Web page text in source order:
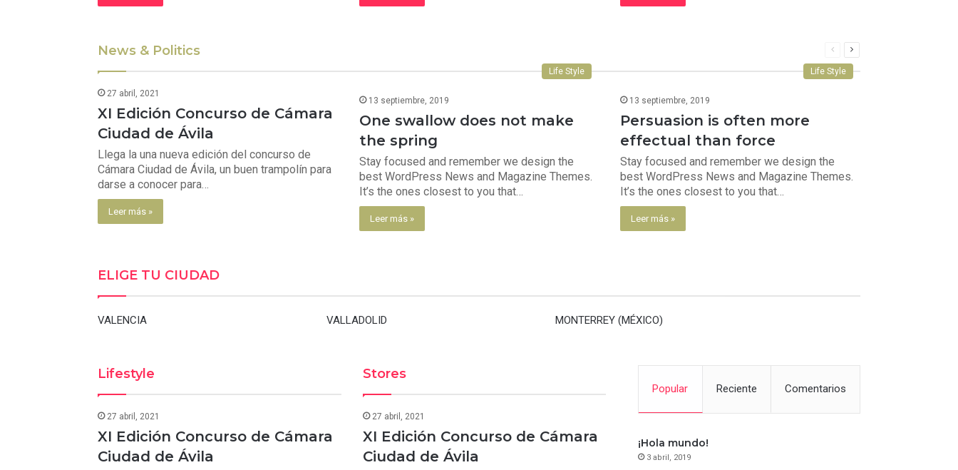
News & Politics
Página
anterior
Página
siguiente
27 abril, 2021
XI Edición Concurso de Cámara
Ciudad de Ávila
Llega la una nueva edición del concurso de
Cámara Ciudad de Ávila, un buen trampolín para
darse a conocer para…
Leer más »
Life Style
13 septiembre, 2019
One swallow does not make
the spring
Stay focused and remember we design the
best WordPress News and Magazine Themes.
It’s the ones closest to you that…
Leer más »
Life Style
13 septiembre, 2019
Persuasion is often more
effectual than force
Stay focused and remember we design the
best WordPress News and Magazine Themes.
It’s the ones closest to you that…
Leer más »
ELIGE TU CIUDAD
VALENCIA VALLADOLID MONTERREY (MÉXICO)
Lifestyle
27 abril, 2021
XI Edición Concurso de Cámara
Ciudad de Ávila
Stores
27 abril, 2021
XI Edición Concurso de Cámara
Ciudad de Ávila
Popular Reciente Comentarios
¡Hola mundo!
3 abril, 2019